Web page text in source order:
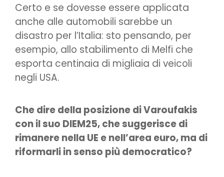
Certo e se dovesse essere applicata
anche alle automobili sarebbe un
disastro per l’Italia: sto pensando, per
esempio, allo stabilimento di Melfi che
esporta centinaia di migliaia di veicoli
negli USA.
Che dire della posizione di Varoufakis
con il suo DIEM25, che suggerisce di
rimanere nella UE e nell’area euro, ma di
riformarli in senso più democratico?